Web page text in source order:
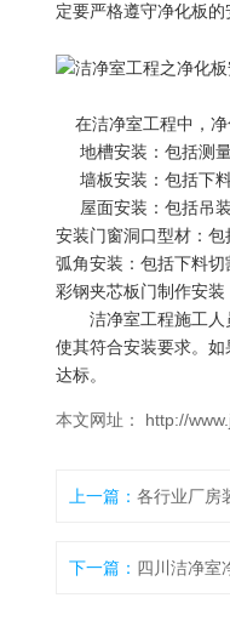
定要严格遵守净化板的
在洁净室工程中，净
地槽安装：包括测量
墙板安装：包括下料
屋面安装：包括吊装
安装门窗洞口型材：包
弧角安装：包括下料切
彩钢夹芯板门制作安装
洁净室工程施工人员
使其符合安装要求。
达标。
本文网址： http://
上一篇： 各行业厂房
下一篇： 四川洁净室